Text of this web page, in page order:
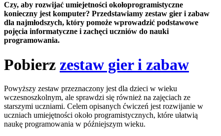
Czy, aby rozwijać umiejetności okołoprogramistyczne
konieczny jest komputer? Przedstawiamy zestaw gier i zabaw
dla najmłodszych, który pomoże wprowadzić podstawowe
pojęcia informatyczne i zachęci uczniów do nauki
programowania.
Pobierz zestaw gier i zabaw
Powyższy zestaw przeznaczony jest dla dzieci w wieku
wczesnoszkolnym, ale sprawdzi się również na zajęciach ze
starszymi uczniami. Celem opisanych ćwiczeń jest rozwijanie w
uczniach umiejętności około programistycznych, które ułatwią
naukę programowania w późniejszym wieku.